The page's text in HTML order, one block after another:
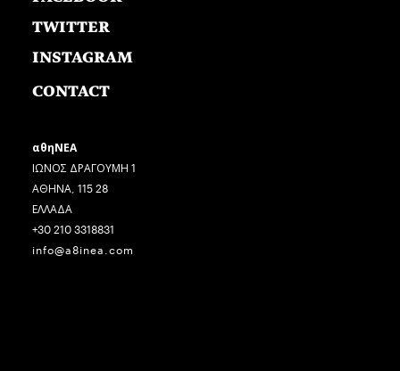
TWITTER
INSTAGRAM
CONTACT
αθηΝΕΑ
ΙΩΝΟΣ ΔΡΑΓΟΥΜΗ 1
ΑΘΗΝΑ, 115 28
ΕΛΛΑΔΑ
+30 210 3318831
info@a8inea.com